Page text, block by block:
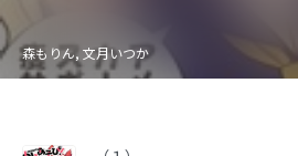
森もりん, 文月いつか